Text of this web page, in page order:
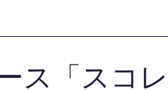
ス「スコ